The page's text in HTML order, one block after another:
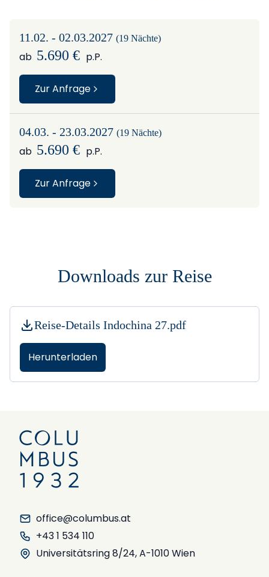
11.02. - 02.03.2027 (19 Nächte)
ab 5.690 € p.P.
Zur Anfrage
04.03. - 23.03.2027 (19 Nächte)
ab 5.690 € p.P.
Zur Anfrage
Downloads zur Reise
Reise-Details Indochina 27.pdf
Herunterladen
office@columbus.at
+43 1 534 110
Universitätsring 8/24, A-1010 Wien